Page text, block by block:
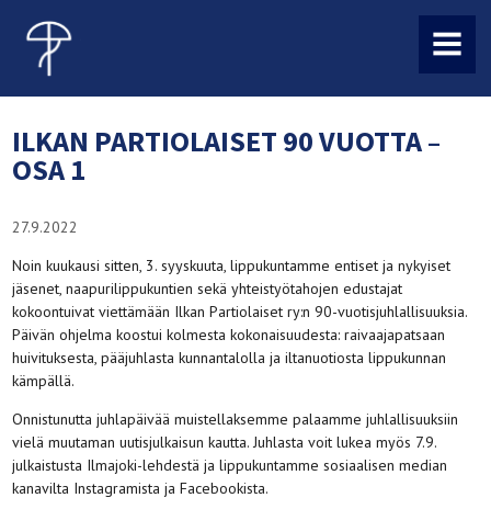
MENU
ILKAN PARTIOLAISET 90 VUOTTA –
OSA 1
27.9.2022
Noin kuukausi sitten, 3. syyskuuta, lippukuntamme entiset ja nykyiset
jäsenet, naapurilippukuntien sekä yhteistyötahojen edustajat
kokoontuivat viettämään Ilkan Partiolaiset ry:n 90-vuotisjuhlallisuuksia.
Päivän ohjelma koostui kolmesta kokonaisuudesta: raivaajapatsaan
huivituksesta, pääjuhlasta kunnantalolla ja iltanuotiosta lippukunnan
kämpällä.
Onnistunutta juhlapäivää muistellaksemme palaamme juhlallisuuksiin
vielä muutaman uutisjulkaisun kautta. Juhlasta voit lukea myös 7.9.
julkaistusta Ilmajoki-lehdestä ja lippukuntamme sosiaalisen median
kanavilta Instagramista ja Facebookista.